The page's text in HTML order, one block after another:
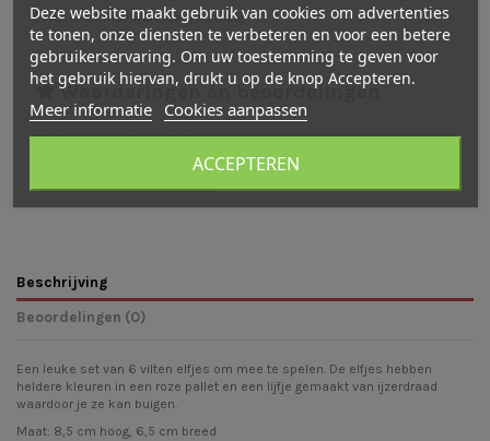
Waarderingen en beoordelingen
Er zijn nog geen beoordelingen
Schrijf een beoordeling
Beschrijving
Beoordelingen (0)
Een leuke set van 6 vilten elfjes om mee te spelen. De elfjes hebben
heldere kleuren in een roze pallet en een lijfje gemaakt van ijzerdraad
waardoor je ze kan buigen.
Maat: 8,5 cm hoog, 6,5 cm breed
Deze website maakt gebruik van cookies om advertenties
te tonen, onze diensten te verbeteren en voor een betere
gebruikerservaring. Om uw toestemming te geven voor
het gebruik hiervan, drukt u op de knop Accepteren.
Meer informatie Cookies aanpassen
ACCEPTEREN